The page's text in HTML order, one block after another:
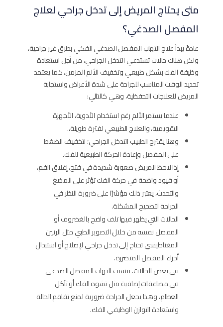
متى يحتاج المريض إلى تدخل جراحي لعلاج
المفصل الصدغي؟
عادةً يبدأ علاج التهاب المفصل الصدغي الفكي بطرق غير جراحية،
ولكن هناك حالات تستدعي التدخل الجراحي، من أجل استعادة
وظيفة الفك بشكل طبيعي وتخفيف الألم المزمن، كما يعتمد
تحديد الوقت المناسب للجراحة على شدة الأعراض واستجابة
المريض للعلاجات التحفظية، وهي كالتالي:
عندما يستمر الألم رغم استخدام الأدوية، الأجهزة
التقويمية، والعلاج الطبيعي لفترة طويلة،.
وهنا يقترح الطبيب التدخل الجراحي؛ لتخفيف الضغط
على المفصل وإعادة الحركة الطبيعية للفك.
إذا لاحظ المريض صعوبة شديدة في فتح، إغلاق الفم،
أو قيود واضحة في حركة الفك تؤثر على المضغ
والتحدث، يعتبر ذلك مؤشرًا على ضرورة النظر في
الجراحة لتصحيح المشكلة.
الحالات التي يظهر فيها تلف واضح بالغضروف أو
المفصل نفسه من خلال التصوير الطبي مثل الرنين
المغناطيسي تحتاج إلى تدخل جراحي لإصلاح أو استبدال
أجزاء المفصل المتضررة.
في بعض الحالات، يتسبب التهاب المفصل الصدغي
في مضاعفات إضافية مثل تشوه الفك أو تآكل
العظام، وهذا يجعل الجراحة ضرورية لمنع تفاقم الحالة
واستعادة التوازن الوظيفي للفك.